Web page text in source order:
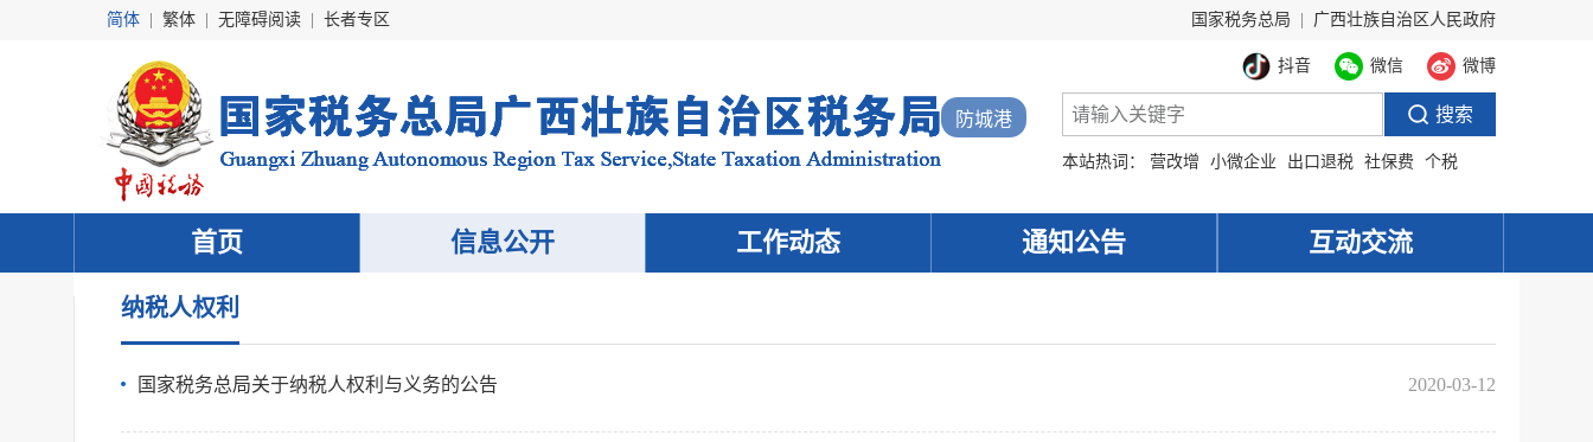
简体 繁体 无障碍阅读 长者专区 国家税务总局 广西壮族自治区人民政府
防城港
抖音 微信 微博
本站热词： 营改增 小微企业 出口退税 社保费 个税
首页 信息公开 工作动态 通知公告 互动交流
纳税人权利
2020-03-12
国家税务总局关于纳税人权利与义务的公告